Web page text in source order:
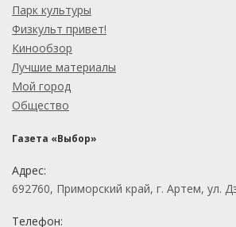
Парк культуры
Физкульт привет!
Кинообзор
Лучшие материалы
Мой город
Общество
Газета «Выбор»
Адрес:
692760, Приморский край, г. Артем, ул.
Телефон: